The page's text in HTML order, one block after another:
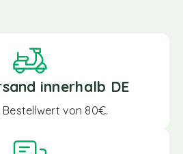
innerhalb DE
Bestellwert von 80€.